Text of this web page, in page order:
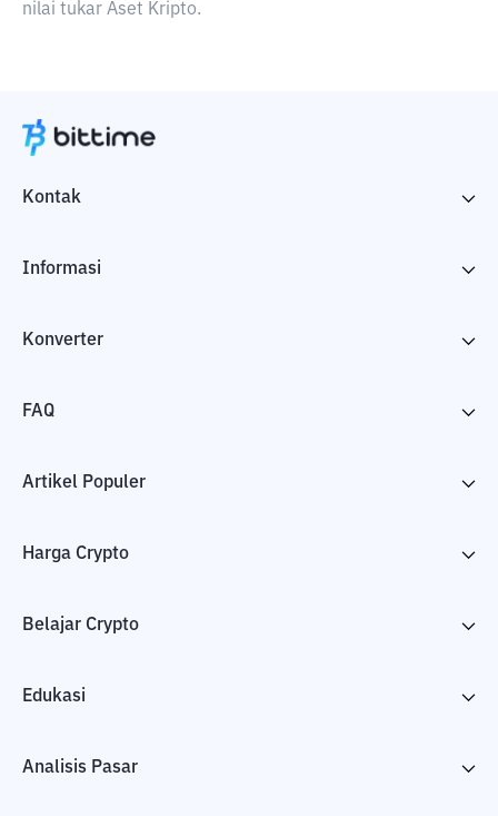
nilai tukar Aset Kripto.
Kontak
Informasi
Konverter
FAQ
Artikel Populer
Harga Crypto
Belajar Crypto
Edukasi
Analisis Pasar